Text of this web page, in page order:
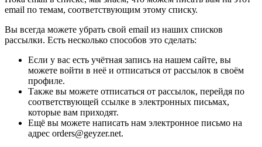
email по темам, соответствующим этому списку.
Вы всегда можете убрать свой email из наших списков
рассылки. Есть несколько способов это сделать:
Если у вас есть учётная запись на нашем сайте, вы
можете войти в неё и отписаться от рассылок в своём
профиле.
Также вы можете отписаться от рассылок, перейдя по
соответствующей ссылке в электронных письмах,
которые вам приходят.
Ещё вы можете написать нам электронное письмо на
адрес orders@geyzer.net.